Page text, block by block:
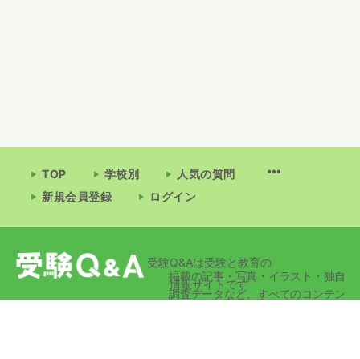
TOP 学校別
人気の質問
新規会員登録
ログイン
受験Q&Aは受験と教育の
情報サイトです
掲載の記事・写真・イラスト・独自
調査データなど、すべてのコンテン